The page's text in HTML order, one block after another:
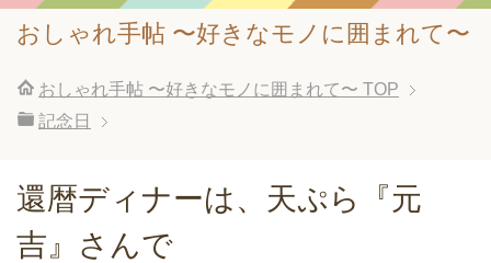
おしゃれ手帖 〜好きなモノに囲まれて〜
おしゃれ手帖 〜好きなモノに囲まれて〜 TOP
記念日
還暦ディナーは、天ぷら『元
吉』さんで